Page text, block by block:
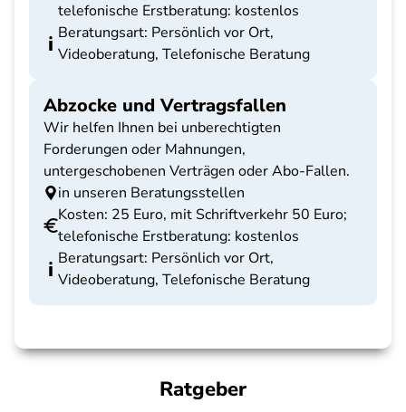
telefonische Erstberatung: kostenlos
Beratungsart: Persönlich vor Ort,
Videoberatung, Telefonische Beratung
Abzocke und Vertragsfallen
Wir helfen Ihnen bei unberechtigten
Forderungen oder Mahnungen,
untergeschobenen Verträgen oder Abo-Fallen.
in unseren Beratungsstellen
Kosten: 25 Euro, mit Schriftverkehr 50 Euro;
telefonische Erstberatung: kostenlos
Beratungsart: Persönlich vor Ort,
Videoberatung, Telefonische Beratung
Ratgeber